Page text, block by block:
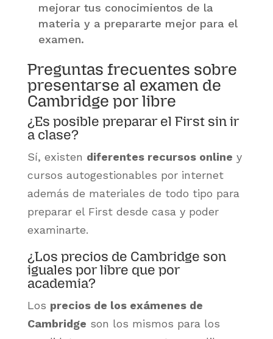
mejorar tus conocimientos de la
materia y a prepararte mejor para el
examen.
Preguntas frecuentes sobre
presentarse al examen de
Cambridge por libre
¿Es posible preparar el First sin ir
a clase?
Sí, existen diferentes recursos online y
cursos autogestionables por internet
además de materiales de todo tipo para
preparar el First desde casa y poder
examinarte.
¿Los precios de Cambridge son
iguales por libre que por
academia?
Los precios de los exámenes de
Cambridge son los mismos para los